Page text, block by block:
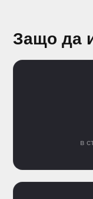
Защо да
в